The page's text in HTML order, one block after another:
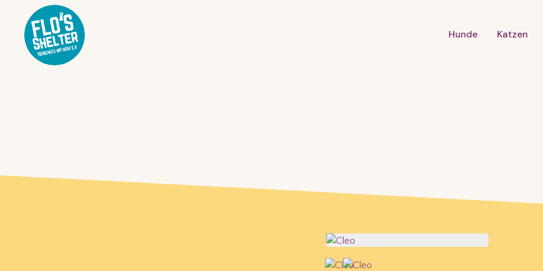
Hunde Katzen